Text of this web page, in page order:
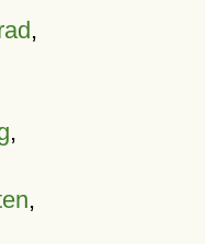
,
,
,